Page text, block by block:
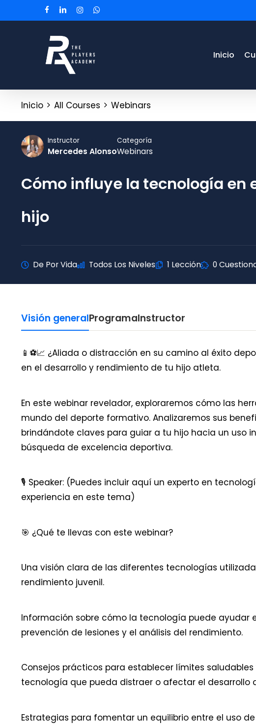
to
facebooklinkedininstagramwhatsapp
Inicio
Inicio All Courses Webinars
Instructor
Mercedes Alonso
Categoría
Webinars
Cómo influye la tecnología en
hijo
De Por Vida Todos Los Niveles 1 Lección 0
Visión generalProgramaInstructor
📱⚽️📈 ¿Aliada o distracción en su camino al éxito
en el desarrollo y rendimiento de tu hijo atleta.
En este webinar revelador, exploraremos cómo las
mundo del deporte formativo. Analizaremos sus
brindándote claves para guiar a tu hijo hacia un uso
búsqueda de excelencia deportiva.
🎙 Speaker: (Puedes incluir aquí un experto en
experiencia en este tema)
🎯 ¿Qué te llevas con este webinar?
Una visión clara de las diferentes tecnologías
rendimiento juvenil.
Información sobre cómo la tecnología puede ayudar
prevención de lesiones y el análisis del rendimiento.
Consejos prácticos para establecer límites
tecnología que pueda distraer o afectar el desarrollo
Estrategias para fomentar un equilibrio entre el uso